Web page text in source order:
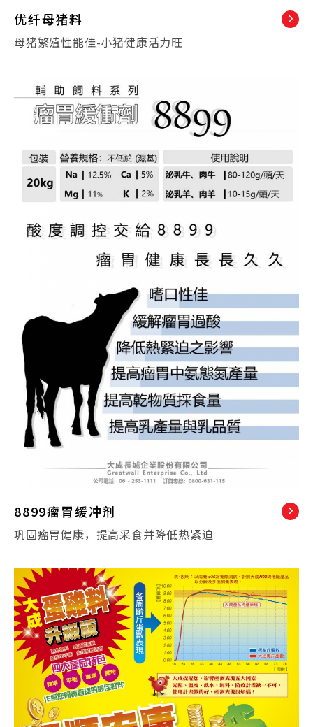
优纤母猪料
母猪繁殖性能佳-小猪健康活力旺
8899瘤胃缓冲剂
巩固瘤胃健康，提高采食并降低热紧迫